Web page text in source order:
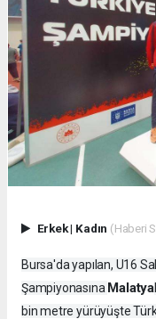
Erkek| Kadın (Haberi
Bursa'da yapılan, U16
Şampiyonasına Malatya
bin metre yürüyüşte